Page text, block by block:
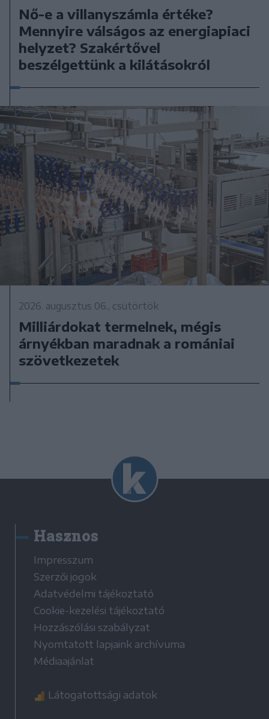
Nő-e a villanyszámla értéke?
Mennyire válságos az energiapiaci
helyzet? Szakértővel
beszélgettünk a kilátásokról
2026. augusztus 06., csütörtök
Milliárdokat termelnek, mégis
árnyékban maradnak a romániai
szövetkezetek
Hasznos
Impresszum
Szerzői jogok
Adatvédelmi tájékoztató
Cookie-kezelési tájékoztató
Hozzászólási szabályzat
Nyomtatott lapjaink archívuma
Médiaajánlat
Látogatottsági adatok